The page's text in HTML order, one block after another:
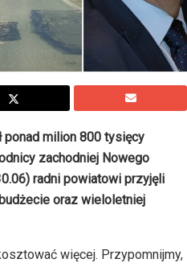
ponad milion 800 tysięcy
zachodniej Nowego
radni powiatowi przyjęli
oraz wieloletniej
więcej. Przypomnijmy,